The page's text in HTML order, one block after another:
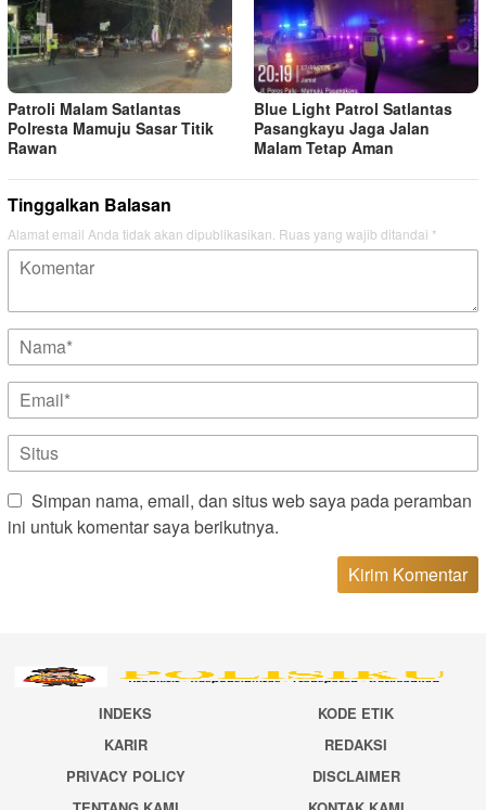
Patroli Malam Satlantas
Polresta Mamuju Sasar Titik
Rawan
Blue Light Patrol Satlantas
Pasangkayu Jaga Jalan
Malam Tetap Aman
Tinggalkan Balasan
Alamat email Anda tidak akan dipublikasikan. Ruas yang wajib ditandai *
Simpan nama, email, dan situs web saya pada peramban
ini untuk komentar saya berikutnya.
INDEKS
KODE ETIK
KARIR
REDAKSI
PRIVACY POLICY
DISCLAIMER